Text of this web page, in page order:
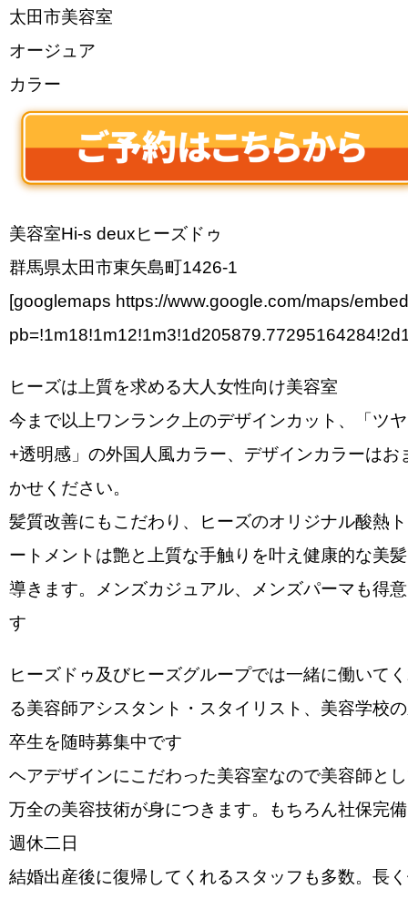
太田市美容室
オージュア
カラー
美容室Hi-s deuxヒーズドゥ
群馬県太田市東矢島町1426-1
[googlemaps https://www.google.com/maps/
ヒーズは上質を求める大人女性向け美容室
今まで以上ワンランク上のデザインカット、「ツヤ
+透明感」の外国人風カラー、デザインカラーはお
かせください。
髪質改善にもこだわり、ヒーズのオリジナル酸熱
ートメントは艶と上質な手触りを叶え健康的な美
導きます。メンズカジュアル、メンズパーマも得
す
ヒーズドゥ及びヒーズグループでは一緒に働いて
る美容師アシスタント・スタイリスト、美容学校
卒生を随時募集中です
ヘアデザインにこだわった美容室なので美容師と
万全の美容技術が身につきます。もちろん社保完
週休二日
結婚出産後に復帰してくれるスタッフも多数。長